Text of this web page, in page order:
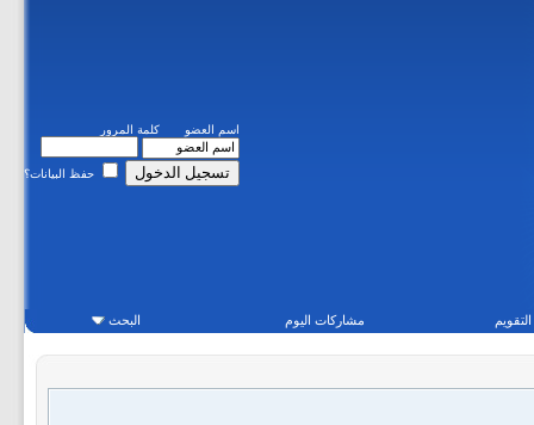
اسم العضو كلمة المرور
حفظ البيانات؟
التقويم مشاركات اليوم البحث